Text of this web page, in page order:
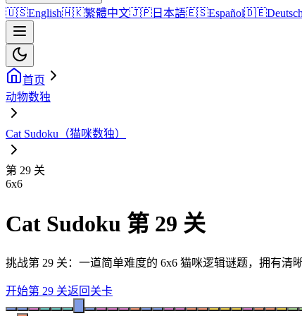
🇺🇸English🇭🇰繁體中文🇯🇵 日本語🇪🇸Español🇩🇪Deutsch
首页
动物数独
Cat Sudoku（猫咪数独）
第 29 关
6x6
Cat Sudoku 第 29 关
挑战第 29 关：一道简单难度的 6x6 猫咪逻辑谜题，拥有清
开始第 29 关返回关卡